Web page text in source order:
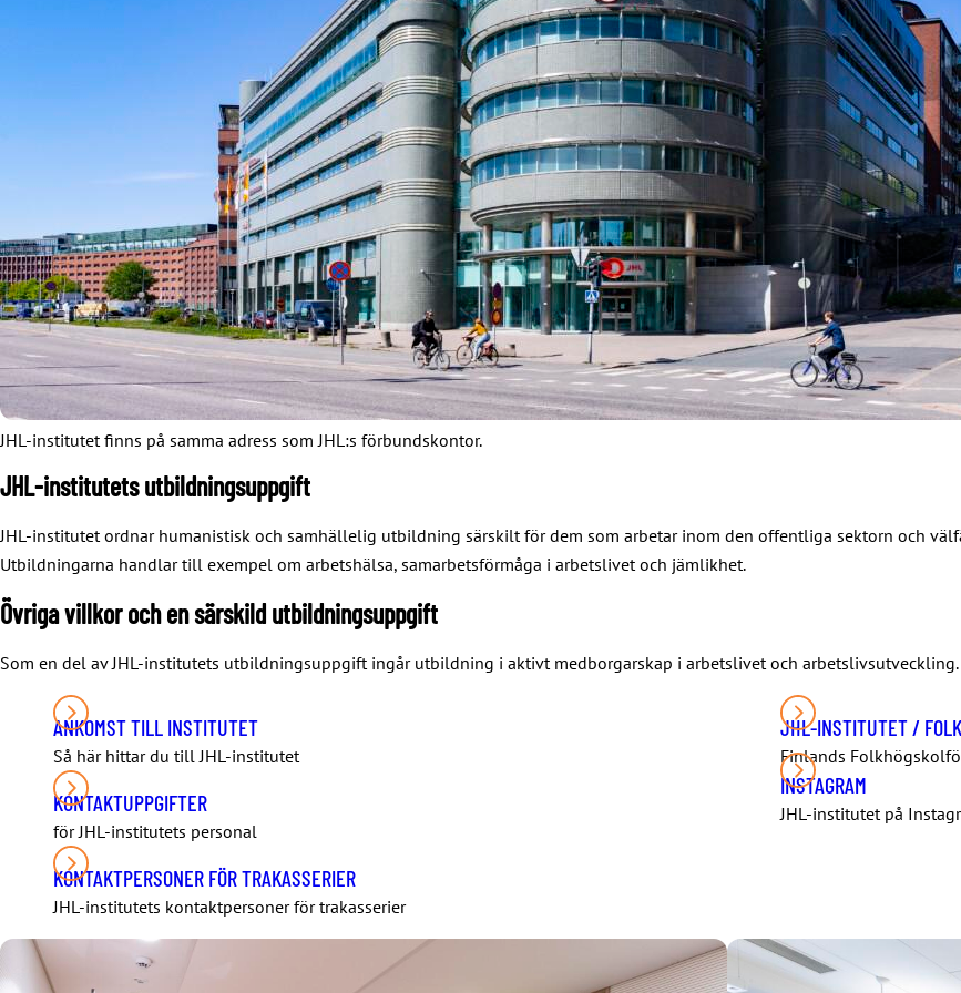
JHL-institutet finns på samma adress som JHL:s förbundskontor.
JHL-institutets utbildningsuppgift
JHL-institutet ordnar humanistisk och samhällelig utbildning särskilt för dem som arbetar inom den offentliga sektorn och
Utbildningarna handlar till exempel om arbetshälsa, samarbetsförmåga i arbetslivet och jämlikhet.
Övriga villkor och en särskild utbildningsuppgift
Som en del av JHL-institutets utbildningsuppgift ingår utbildning i aktivt medborgarskap i arbetslivet och arbetslivsutveckling.
ANKOMST TILL INSTITUTET
Så här hittar du till JHL-institutet
KONTAKTUPPGIFTER
för JHL-institutets personal
KONTAKTPERSONER FÖR TRAKASSERIER
JHL-institutets kontaktpersoner för trakasserier
JHL-INSTITUTET /
Finlands
INSTAGRAM
JHL-institutet på